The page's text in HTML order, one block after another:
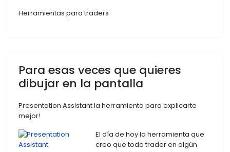
Herramientas para traders
Para esas veces que quieres
dibujar en la pantalla
Presentation Assistant la herramienta para explicarte
mejor!
El día de hoy la herramienta que
creo que todo trader en algún